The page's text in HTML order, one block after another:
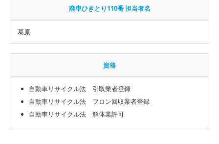
廃車ひきとり110番 担当者名
葛原
資格
自動車リサイクル法 引取業者登録
自動車リサイクル法 フロン回収業者登録
自動車リサイクル法 解体業許可